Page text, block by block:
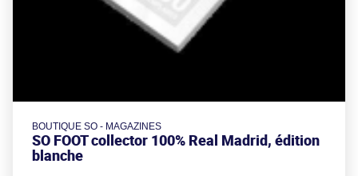
BOUTIQUE SO - MAGAZINES
SO FOOT collector 100% Real Madrid, édition
blanche